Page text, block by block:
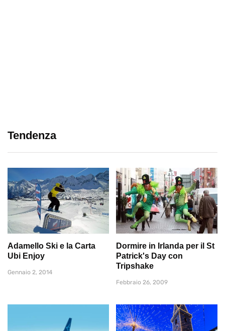
Tendenza
Adamello Ski e la Carta
Ubi Enjoy
Gennaio 2, 2014
Dormire in Irlanda per il St
Patrick's Day con
Tripshake
Febbraio 26, 2009